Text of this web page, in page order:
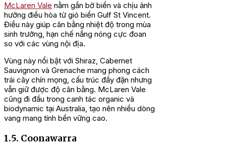
McLaren Vale nằm gần bờ biển và chịu ảnh
hưởng điều hòa từ gió biển Gulf St Vincent.
Điều này giúp cân bằng nhiệt độ trong mùa
sinh trưởng, hạn chế nắng nóng cực đoan
so với các vùng nội địa.
Vùng này nổi bật với Shiraz, Cabernet
Sauvignon và Grenache mang phong cách
trái cây chín mọng, cấu trúc đầy đặn nhưng
vẫn giữ được độ cân bằng. McLaren Vale
cũng đi đầu trong canh tác organic và
biodynamic tại Australia, tạo nên nhiều dòng
vang mang tính bền vững cao.
1.5. Coonawarra